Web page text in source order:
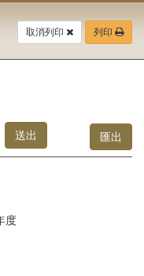
取消列印 列印
度